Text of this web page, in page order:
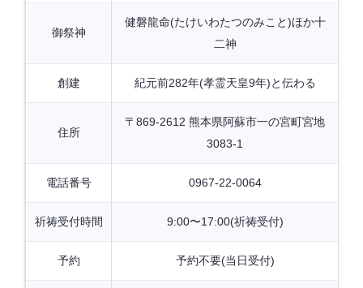
御祭神
健磐龍命(たけいわたつのみこと)ほか十
二神
創建 紀元前282年(孝霊天皇9年)と伝わる
住所
〒869-2612 熊本県阿蘇市一の宮町宮地
3083-1
電話番号 0967-22-0064
祈祷受付時間 9:00〜17:00(祈祷受付)
予約 予約不要(当日受付)